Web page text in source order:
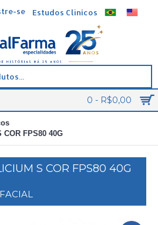
se Estudos Clínicos
0 - R$0,00
COR FPS80 40G
S COR FPS80 40G